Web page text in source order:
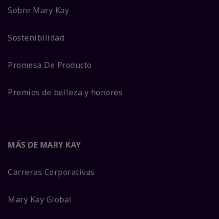
Sobre Mary Kay
Sostenibilidad
Promesa De Producto
Premios de belleza y honores
MÁS DE MARY KAY
Carreras Corporativas
Mary Kay Global